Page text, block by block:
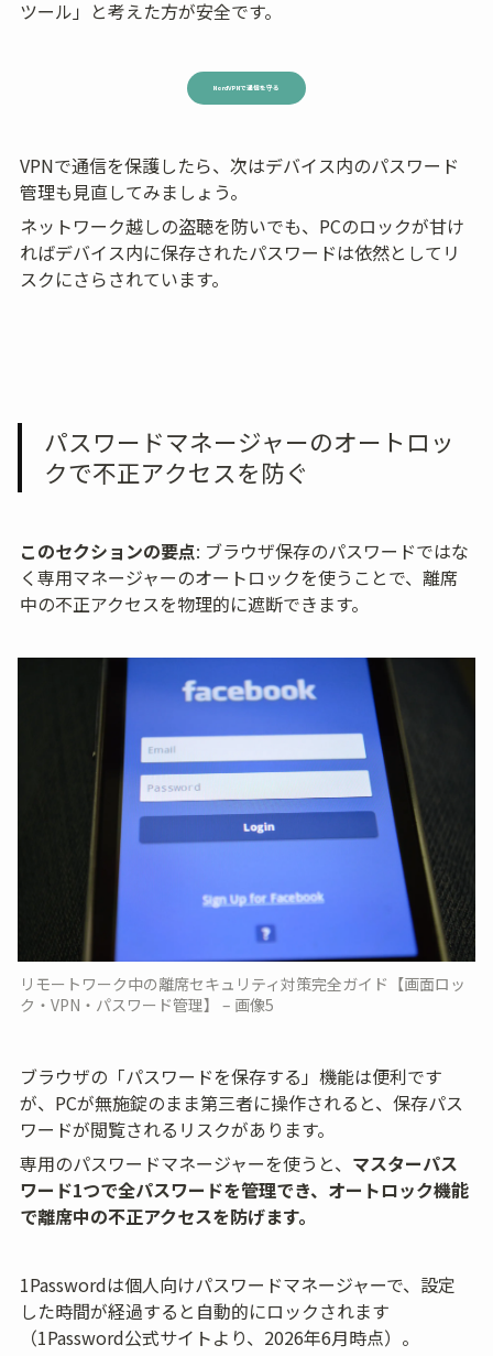
ツール」と考えた方が安全です。
NordVPNで通信を守る
VPNで通信を保護したら、次はデバイス内のパスワード
管理も見直してみましょう。
ネットワーク越しの盗聴を防いでも、PCのロックが甘け
ればデバイス内に保存されたパスワードは依然としてリ
スクにさらされています。
パスワードマネージャーのオートロッ
クで不正アクセスを防ぐ
このセクションの要点: ブラウザ保存のパスワードではな
く専用マネージャーのオートロックを使うことで、離席
中の不正アクセスを物理的に遮断できます。
リモートワーク中の離席セキュリティ対策完全ガイド【画面ロッ
ク・VPN・パスワード管理】 – 画像5
ブラウザの「パスワードを保存する」機能は便利です
が、PCが無施錠のまま第三者に操作されると、保存パス
ワードが閲覧されるリスクがあります。
専用のパスワードマネージャーを使うと、 マスターパス
ワード1つで全パスワードを管理でき、オートロック機能
で離席中の不正アクセスを防げます。
1Passwordは個人向けパスワードマネージャーで、設定
した時間が経過すると自動的にロックされます
（1Password公式サイトより、2026年6月時点）。